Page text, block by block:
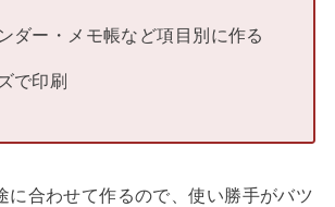
ダー・メモ帳など項目別に作る
で印刷
に合わせて作るので、使い勝手がバツ